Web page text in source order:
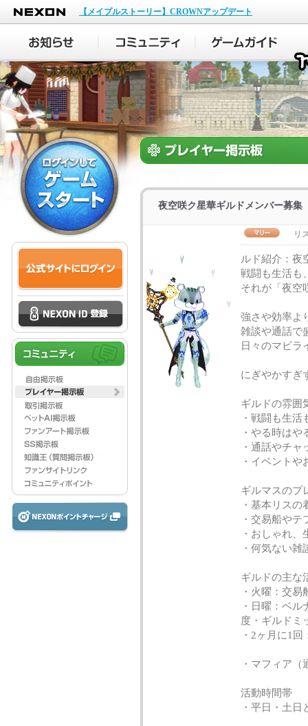
NEXON
【メイプルストーリー】CROWNアップデート
夜空咲ク星華ギルドメンバー募集
リ
ルド紹介：夜
戦闘も生活も
それが「夜空
強さや効率よ
雑談や通話で
日々のマビラ
にぎやかすぎ
ギルドの雰囲
・戦闘も生
・やる時はや
・通話やチ
・イベント
ギルマスのプ
・基本リス
・交易船や
・おしゃれ
・何気ない雑
ギルドの主な
・火曜：交
・日曜：ベ
度・ギルドミ
・2ヶ月に1
・マフィア
活動時間帯
・平日・土